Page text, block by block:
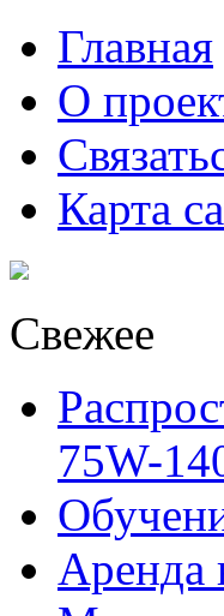
Главная
О
Карта
Свежее
75W-
Аренда